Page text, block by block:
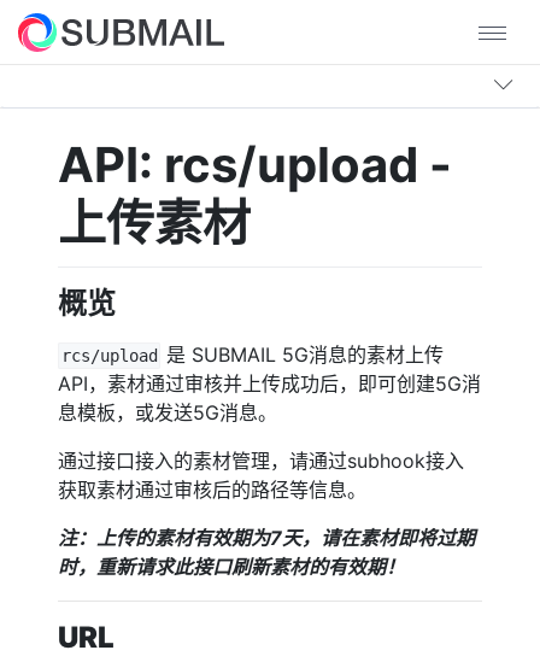
API: rcs/upload -
上传素材
概览
rcs/upload
是 SUBMAIL 5G消息的素材上传
API，素材通过审核并上传成功后，即可创建5G消
息模板，或发送5G消息。
通过接口接入的素材管理，请通过subhook接入
获取素材通过审核后的路径等信息。
注：上传的素材有效期为7天，请在素材即将过期
时，重新请求此接口刷新素材的有效期！
URL